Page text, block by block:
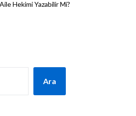
Hekimi Yazabilir Mi?
Ara